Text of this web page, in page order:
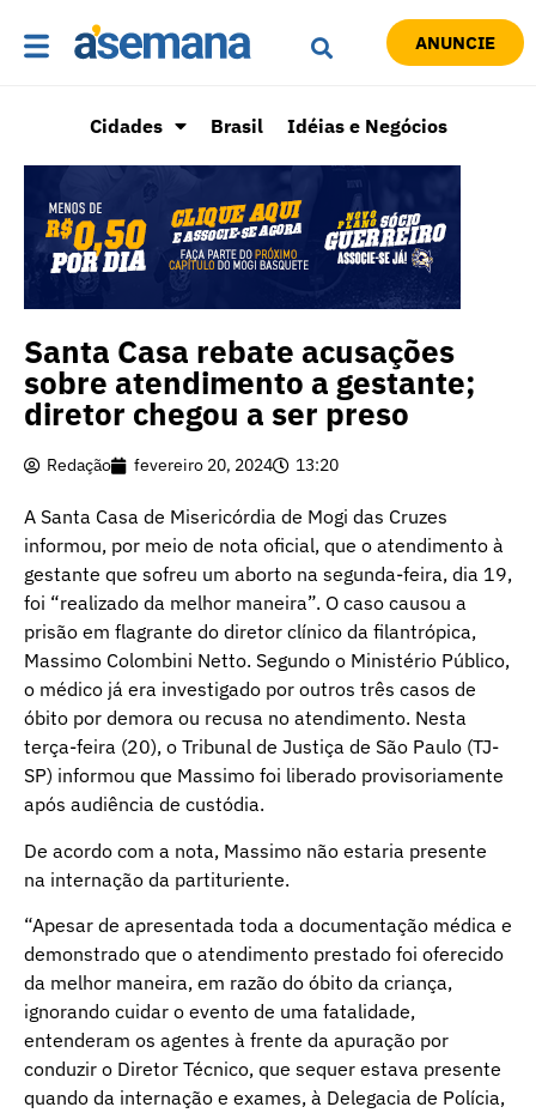
ANUNCIE
Cidades Brasil Idéias e Negócios
Santa Casa rebate acusações
sobre atendimento a gestante;
diretor chegou a ser preso
Redação fevereiro 20, 2024 13:20
A Santa Casa de Misericórdia de Mogi das Cruzes
informou, por meio de nota oficial, que o atendimento à
gestante que sofreu um aborto na segunda-feira, dia 19,
foi “realizado da melhor maneira”. O caso causou a
prisão em flagrante do diretor clínico da filantrópica,
Massimo Colombini Netto. Segundo o Ministério Público,
o médico já era investigado por outros três casos de
óbito por demora ou recusa no atendimento. Nesta
terça-feira (20), o Tribunal de Justiça de São Paulo (TJ-
SP) informou que Massimo foi liberado provisoriamente
após audiência de custódia.
De acordo com a nota, Massimo não estaria presente
na internação da partituriente.
“Apesar de apresentada toda a documentação médica e
demonstrado que o atendimento prestado foi oferecido
da melhor maneira, em razão do óbito da criança,
ignorando cuidar o evento de uma fatalidade,
entenderam os agentes à frente da apuração por
conduzir o Diretor Técnico, que sequer estava presente
quando da internação e exames, à Delegacia de Polícia,